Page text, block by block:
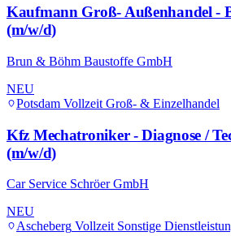
Kaufmann Groß- Außenhandel -
(m/w/d)
Brun & Böhm Baustoffe GmbH
NEU
Potsdam Vollzeit Groß- & Einzelhandel
Kfz Mechatroniker - Diagnose /
(m/w/d)
Car Service Schröer GmbH
NEU
Ascheberg Vollzeit Sonstige